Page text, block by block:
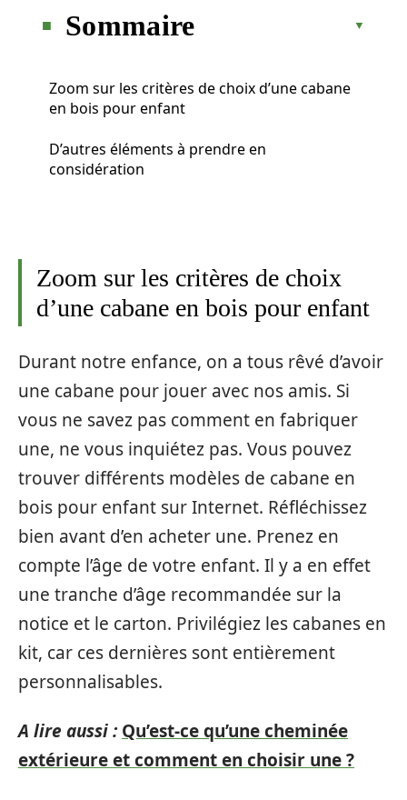
Sommaire
Zoom sur les critères de choix d’une cabane
en bois pour enfant
D’autres éléments à prendre en
considération
Zoom sur les critères de choix
d’une cabane en bois pour enfant
Durant notre enfance, on a tous rêvé d’avoir
une cabane pour jouer avec nos amis. Si
vous ne savez pas comment en fabriquer
une, ne vous inquiétez pas. Vous pouvez
trouver différents modèles de cabane en
bois pour enfant sur Internet. Réfléchissez
bien avant d’en acheter une. Prenez en
compte l’âge de votre enfant. Il y a en effet
une tranche d’âge recommandée sur la
notice et le carton. Privilégiez les cabanes en
kit, car ces dernières sont entièrement
personnalisables.
A lire aussi : Qu’est-ce qu’une cheminée
extérieure et comment en choisir une ?